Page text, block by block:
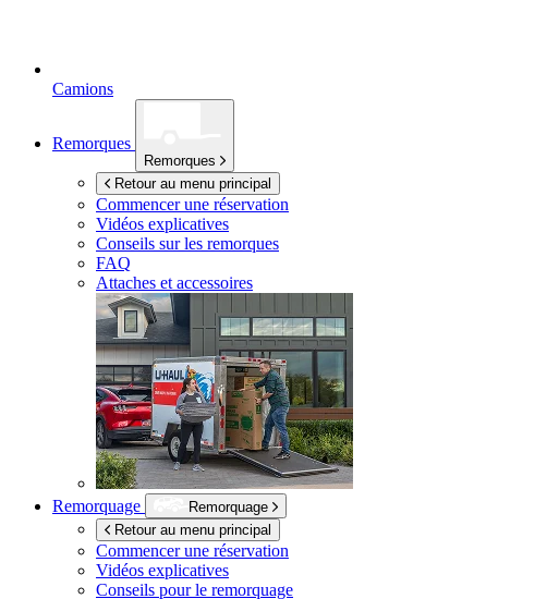
Camions
Remorques
Remorques
Retour au menu principal
Commencer une réservation
Vidéos explicatives
Conseils sur les remorques
FAQ
Attaches et accessoires
Remorquage
Remorquage
Retour au menu principal
Commencer une réservation
Vidéos explicatives
Conseils pour le remorquage